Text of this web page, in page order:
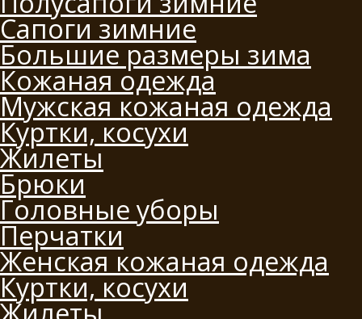
Сапоги зимние
Большие размеры зима
Кожаная одежда
Мужская кожаная одежда
Куртки, косухи
Жилеты
Брюки
Головные уборы
Перчатки
Женская кожаная одежда
Куртки, косухи